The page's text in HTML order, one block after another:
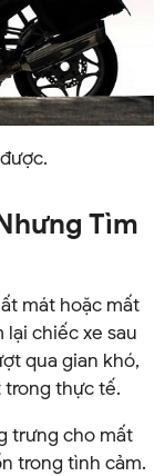
Tìm
mát hoặc mất
chiếc xe sau
qua gian khó,
trong thực tế.
trưng cho mất
trong tình cảm.